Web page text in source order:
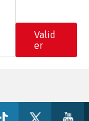
Valid
er